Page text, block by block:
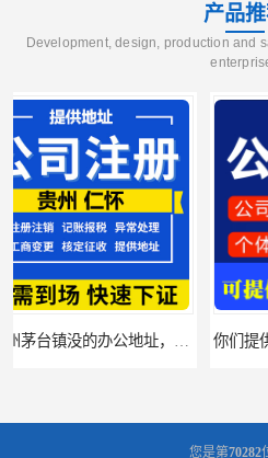
产品
Development, design, production and
你们提供贵州茅台镇地址注册公司，后期会不会地址异常？
您是第70282